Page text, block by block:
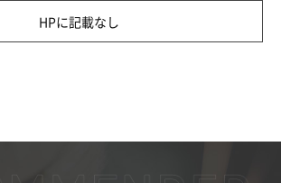
HPに記載なし